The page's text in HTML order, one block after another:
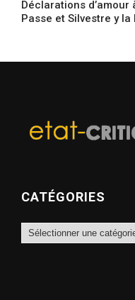
Déclarations d’amour
Passe et Silvestre y la
CATÉGORIES
Catégories